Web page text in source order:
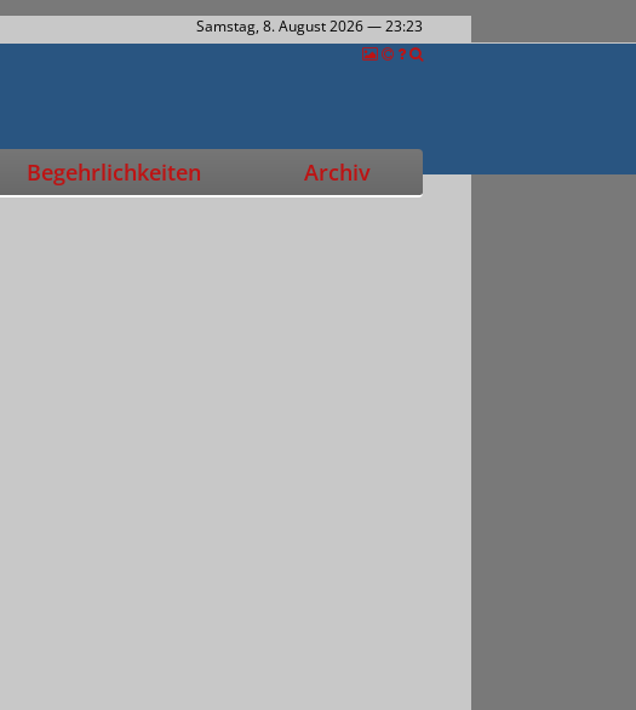
Samstag, 8. August 2026— 23:23
Begehrlichkeiten Archiv